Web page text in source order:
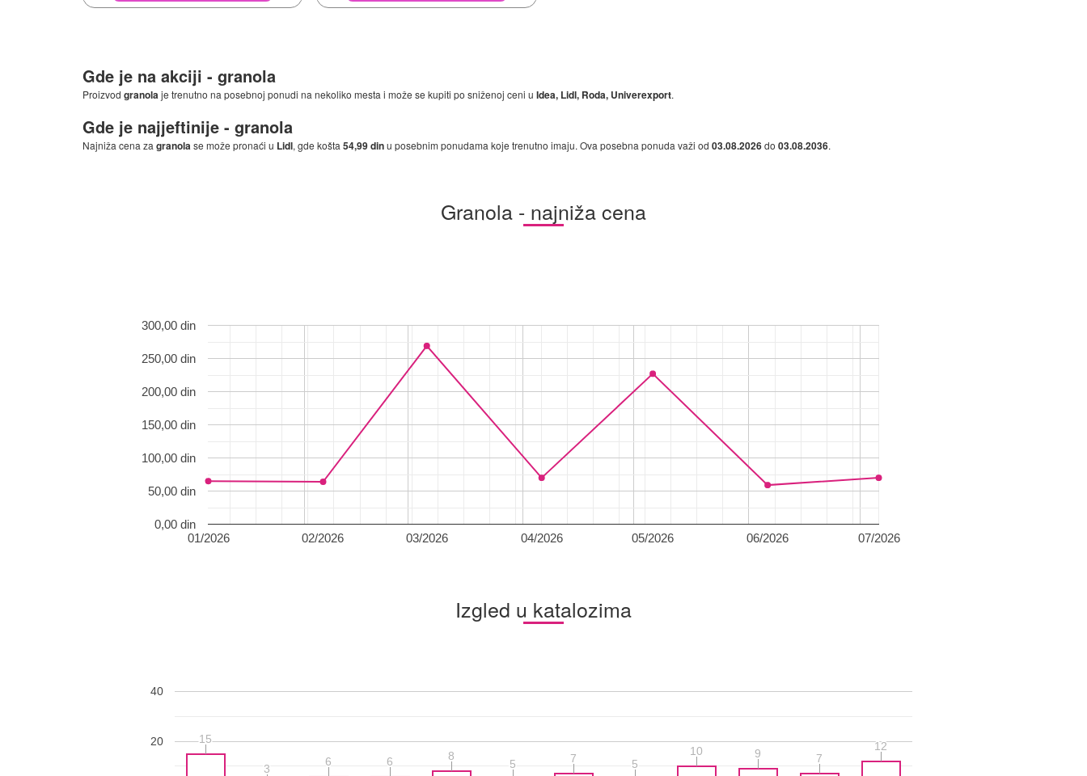
Gde je na akciji - granola
Proizvod granola je trenutno na posebnoj ponudi na nekoliko mesta i može se kupiti po sniženoj ceni u Idea, Lidl, Roda, Univerexport.
Gde je najjeftinije - granola
Najniža cena za granola se može pronaći u Lidl, gde košta 54,99 dinu posebnim ponudama koje trenutno imaju. Ova posebna ponuda važi od 03.08.2026do 03.08.2036.
Granola - najniža cena
01/2026 02/2026 03/2026 04/2026 05/2026 06/2026 07/2026
0,00 din
50,00 din
100,00 din
150,00 din
200,00 din
250,00 din
300,00 din
Izgled u katalozima
20
40
15
15
3
3
6
6 6
6 8
8
5
5 7
7 5
5
10
10 9
9 7
7
12
12